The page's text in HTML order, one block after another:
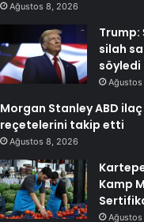
Ağustos 8, 2026
Trump:
silah
söyledi
Morgan Stanley ABD ilaç
reçetelerini takip etti
Ağustos 8, 2026
Kamp